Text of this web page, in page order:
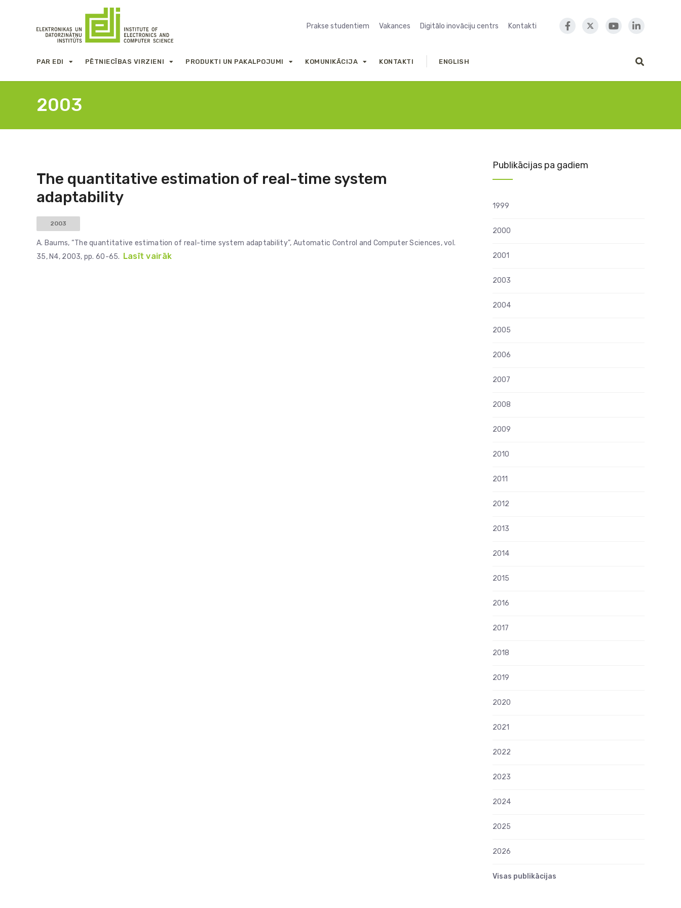
Prakse studentiem Vakances Digitālo inovāciju centrs Kontakti
PAR EDI PĒTNIECĪBAS VIRZIENI PRODUKTI UN PAKALPOJUMI KOMUNIKĀCIJA KONTAKTI ENGLISH
2003
The quantitative estimation of real-time system
adaptability
2003
A. Baums, “The quantitative estimation of real-time system adaptability”, Automatic Control and Computer Sciences, vol.
35, N4, 2003, pp. 60-65. Lasīt vairāk
Publikācijas pa gadiem
1999
2000
2001
2003
2004
2005
2006
2007
2008
2009
2010
2011
2012
2013
2014
2015
2016
2017
2018
2019
2020
2021
2022
2023
2024
2025
2026
Visas publikācijas